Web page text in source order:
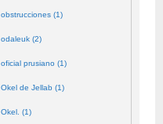
obstrucciones (1)
odaleuk (2)
oficial prusiano (1)
Okel de Jellab (1)
Okel. (1)